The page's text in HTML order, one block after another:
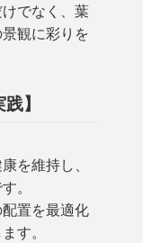
でなく、葉
観に彩りを
】
を維持し、
。
置を最適化
す。